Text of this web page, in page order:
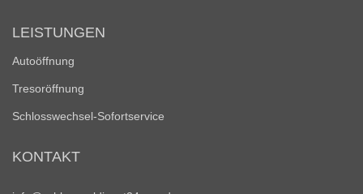
LEISTUNGEN
Autoöffnung
Tresoröffnung
Schlosswechsel-Sofortservice
KONTAKT